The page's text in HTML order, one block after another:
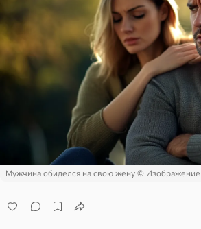
Мужчина обиделся на свою жену© Изображение